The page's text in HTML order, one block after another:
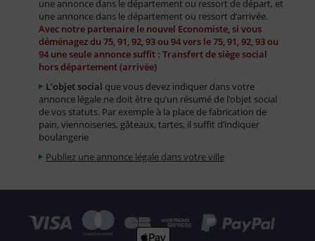
une annonce dans le département ou ressort de départ, et
une annonce dans le département ou ressort d’arrivée.
Avec notre partenaire le nouvel Economiste, si vous
déménagez du 75, 91, 92, 93 ou 94 vers le 75, 91, 92, 93 ou
94 une seule annonce suffit : Transfert de siège social
hors département (arrivée)
L’objet social que vous devez indiquer dans votre
annonce légale ne doit être qu’un résumé de l’objet social
de vos statuts. Par exemple à la place de fabrication de
pain, viennoiseries, gâteaux, tartes, il suffit d’indiquer
boulangerie
Publiez une annonce légale dans votre ville